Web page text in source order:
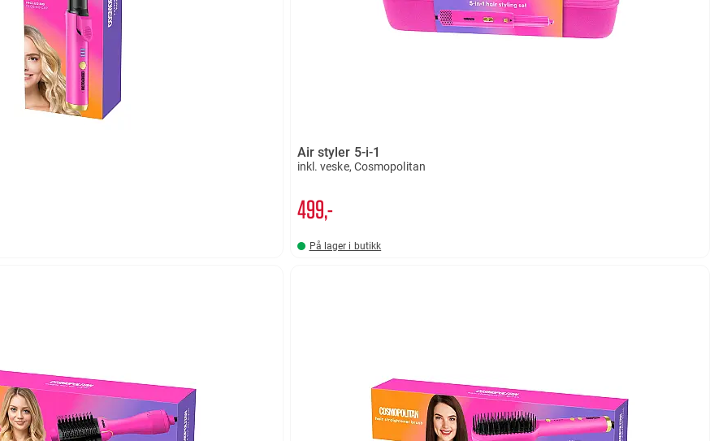
Air styler 5-i-1
inkl. veske, Cosmopolitan
499,-
På lager i butikk